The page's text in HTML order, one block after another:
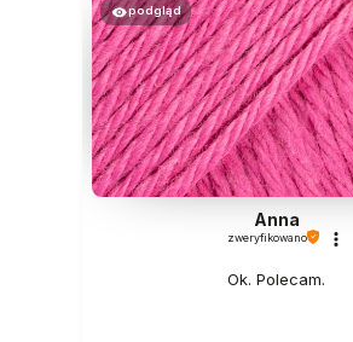
podgląd
Anna
zweryfikowano
Ok. Polecam.